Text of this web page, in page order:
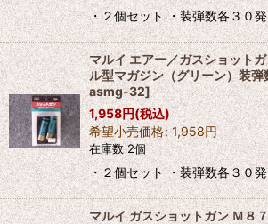
・２個セット ・装弾数各３０発
マルイ エアー／ガスショット
ル型マガジン（グリーン）装弾
asmg-32]
1,958円(税込)
希望小売価格: 1,958円
在庫数 2個
・２個セット ・装弾数各３０発
マルイ ガスショットガン Ｍ８